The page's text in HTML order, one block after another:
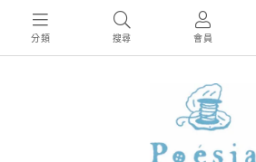
分類 搜尋 會員